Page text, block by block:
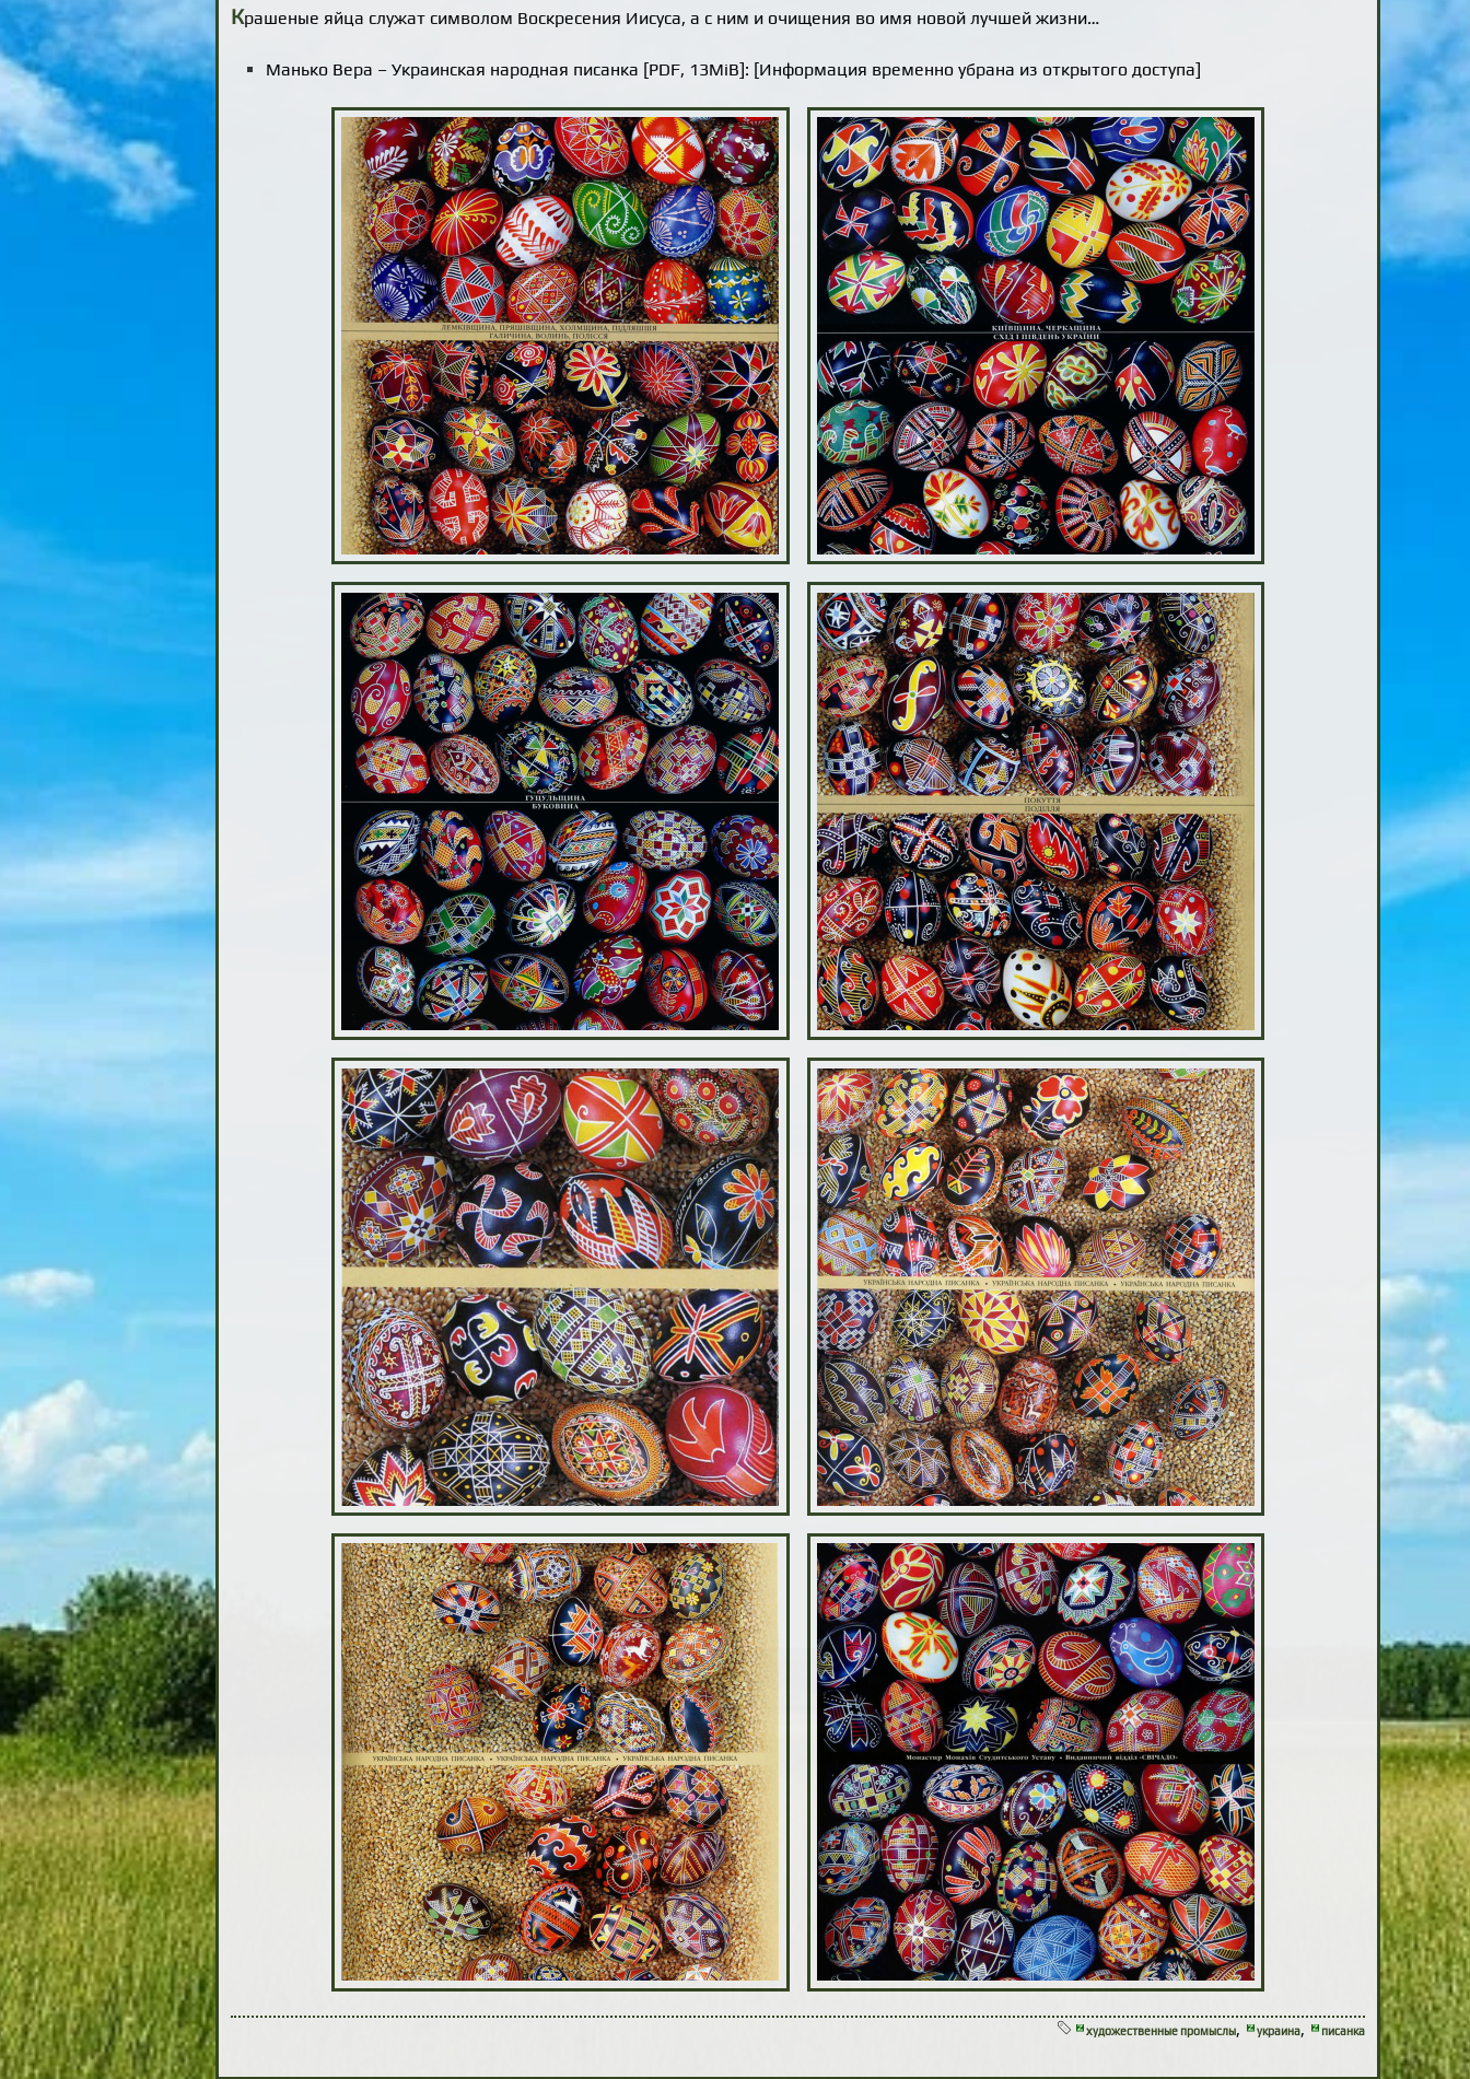
Крашеные яйца служат символом Воскресения Иисуса, а с ним и очищения во имя новой лучшей жизни…
Манько Вера – Украинская народная писанка [PDF, 13MiB]: [Информация временно убрана из открытого доступа]
художественные промыслы, украина, писанка